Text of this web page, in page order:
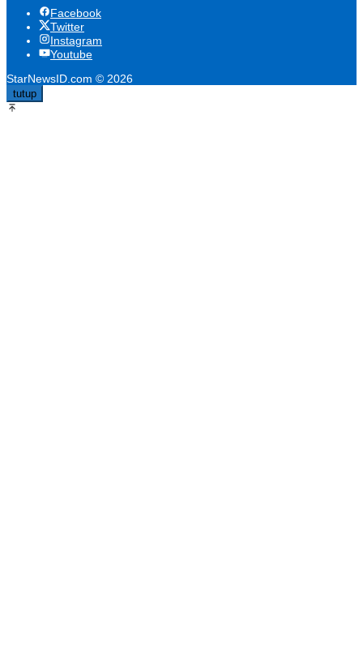
Facebook
Twitter
Instagram
Youtube
StarNewsID.com © 2026
tutup